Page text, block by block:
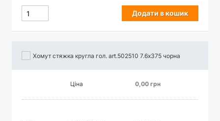
Додати в кошик
Хомут стяжка кругла гол. art.502510 7.6х375 чорна
Ціна 0,00 грн